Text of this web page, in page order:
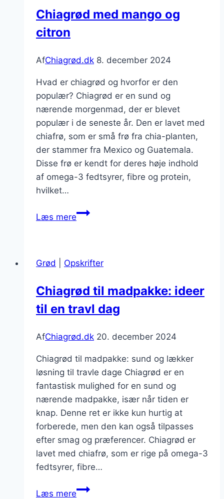
oplevelse
Chiagrød med mango og
citron
AfChiagrød.dk 8. december 2024
Hvad er chiagrød og hvorfor er den
populær? Chiagrød er en sund og
nærende morgenmad, der er blevet
populær i de seneste år. Den er lavet med
chiafrø, som er små frø fra chia-planten,
der stammer fra Mexico og Guatemala.
Disse frø er kendt for deres høje indhold
af omega-3 fedtsyrer, fibre og protein,
hvilket…
Læs mereChiagrød
citron
Grød Opskrifter
Chiagrød til madpakke: ideer
til en travl dag
AfChiagrød.dk 20. december 2024
Chiagrød til madpakke: sund og lækker
løsning til travle dage Chiagrød er en
fantastisk mulighed for en sund og
nærende madpakke, især når tiden er
knap. Denne ret er ikke kun hurtig at
forberede, men den kan også tilpasses
efter smag og præferencer. Chiagrød er
lavet med chiafrø, som er rige på omega-3
fedtsyrer, fibre…
Læs mereChiagrød